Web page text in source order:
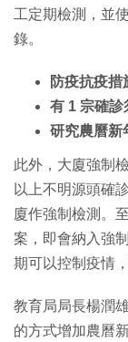
工定期檢測，並
錄。
防疫抗疫措
有 1 宗確診
研究農曆新
此外，大廈強制
以上不明源頭確
廈作強制檢測。
案，即會納入強
期可以控制疫情
教育局局長楊潤
的方式增加農曆